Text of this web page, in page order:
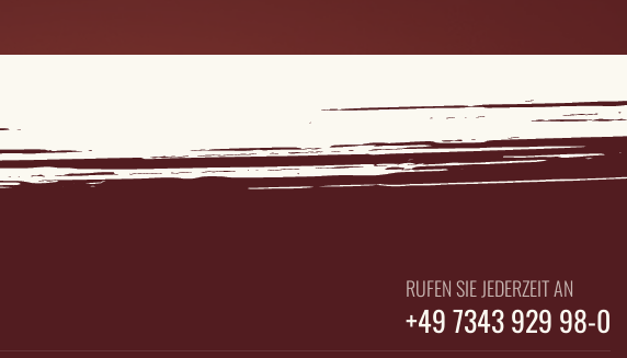
RUFEN SIE JEDERZEIT AN
+49 7343 929 98-0